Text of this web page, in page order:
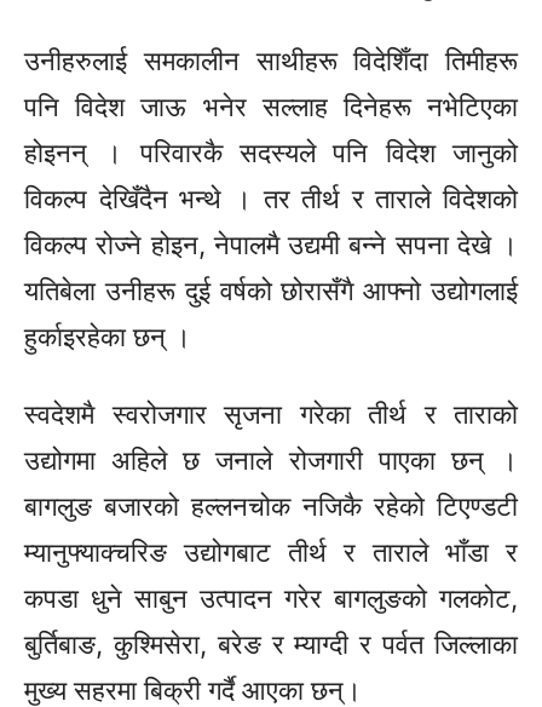
उनीहरुलाई समकालीन साथीहरू विदेशिँदा तिमीहरू
पनि विदेश जाऊ भनेर सल्लाह दिनेहरू नभेटिएका
होइनन् । परिवारकै सदस्यले पनि विदेश जानुको
विकल्प देखिँदैन भन्थे । तर तीर्थ र ताराले विदेशको
विकल्प रोज्ने होइन, नेपालमै उद्यमी बन्ने सपना देखे ।
यतिबेला उनीहरू दुई वर्षको छोरासँगै आफ्नो उद्योगलाई
हुर्काइरहेका छन् ।
स्वदेशमै स्वरोजगार सृजना गरेका तीर्थ र ताराको
उद्योगमा अहिले छ जनाले रोजगारी पाएका छन् ।
बागलुङ बजारको हल्लनचोक नजिकै रहेको टिएण्डटी
म्यानुफ्याक्चरिङ उद्योगबाट तीर्थ र ताराले भाँडा र
कपडा धुने साबुन उत्पादन गरेर बागलुङको गलकोट,
बुर्तिबाङ, कुश्मिसेरा, बरेङ र म्याग्दी र पर्वत जिल्लाका
मुख्य सहरमा बिक्री गर्दै आएका छन्।